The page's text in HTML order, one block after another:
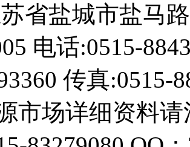
省盐城市盐马
电话:0515-
传真:0515-
市场详细资料